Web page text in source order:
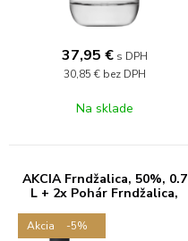
37,95 € s DPH
30,85 € bez DPH
Na sklade
AKCIA Frndžalica, 50%, 0.7
L + 2x Pohár Frndžalica,
Akcia -5%